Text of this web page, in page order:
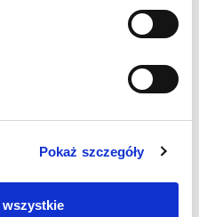
Pokaż szczegóły
wszystkie